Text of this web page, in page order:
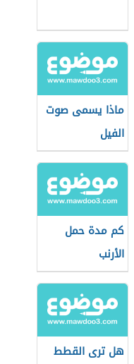
ماذا يسمى صوت
الفيل
كم مدة حمل
الأرنب
هل ترى القطط